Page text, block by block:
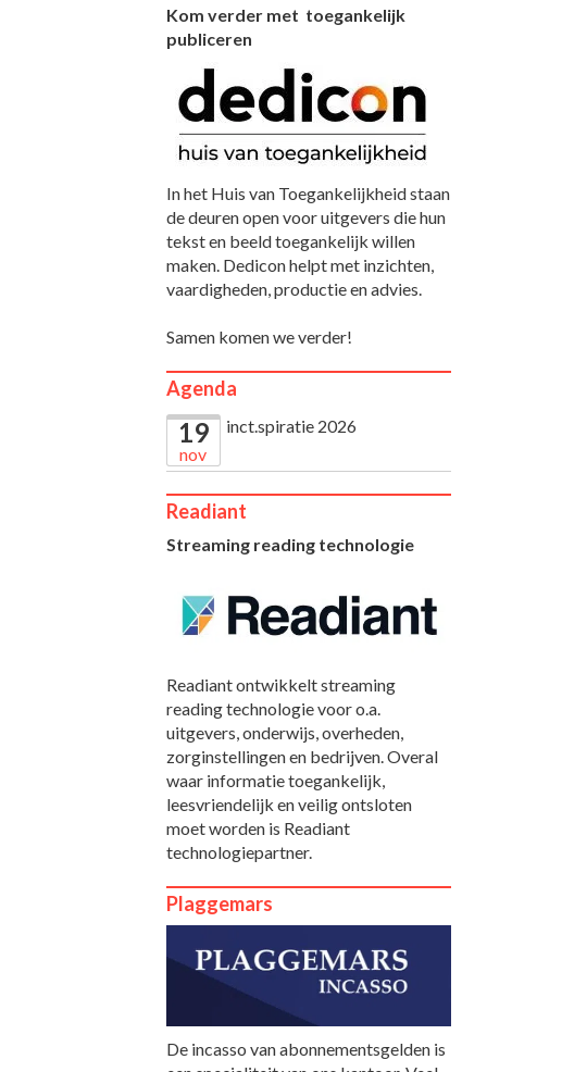
Kom verder met toegankelijk
publiceren
In het Huis van Toegankelijkheid staan
de deuren open voor uitgevers die hun
tekst en beeld toegankelijk willen
maken. Dedicon helpt met inzichten,
vaardigheden, productie en advies.
Samen komen we verder!
Agenda
19
nov
inct.spiratie 2026
Readiant
Streaming reading technologie
Readiant ontwikkelt streaming
reading technologie voor o.a.
uitgevers, onderwijs, overheden,
zorginstellingen en bedrijven. Overal
waar informatie toegankelijk,
leesvriendelijk en veilig ontsloten
moet worden is Readiant
technologiepartner.
Plaggemars
De incasso van abonnementsgelden is